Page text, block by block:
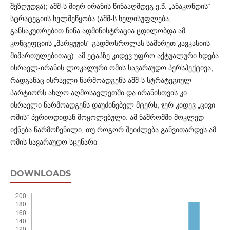
შეზღუდვა); აშშ-ს მიერ ირანის წინააღმდეგ ე.წ. „ანაკონდის“
სტ­რ­ატეგიის ხელშეწყობა (აშშ-ს ხელისუფლება,
განსაკუთრებით წინა ადმინისტრაცია ცდილობდა ამ
კონცეფციის „მარყუჟის“ გა­დ­მოსროლას სამხრეთ კავკასიის
მიმართულებითაც). ამ ეტა­პზე კიდევ უფრო აქტუალური ხდება
ისრაელ-ირანის ლოკა­ლ­ური ომის სავარაუდო პერსპექტივა,
რადგანაც ისრაელი წარმოა­დგენს აშშ-ს სტრატეგიულ
პარტიორს ახლო აღმოსავლეთში და ირან­ის­თვის კი
ისრაელი წარმოადგენს დაუძინებელ მტერს, ჯერ კიდევ „ცივი
ომის“ პერიოდიდან მოყოლებული. ამ ნაშრომში მო­კ­ლედ
იქნება წარმოჩენილი, თუ როგორ შეიძლება განვ­ითა­რდეს ამ
ომის სავარაუდო სცენარი
DOWNLOADS